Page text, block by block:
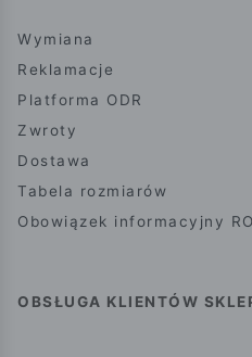
Wymiana
Reklamacje
Platforma ODR
Zwroty
Dostawa
Tabela rozmiarów
Obowiązek informacyjny
OBSŁUGA KLIENTÓW